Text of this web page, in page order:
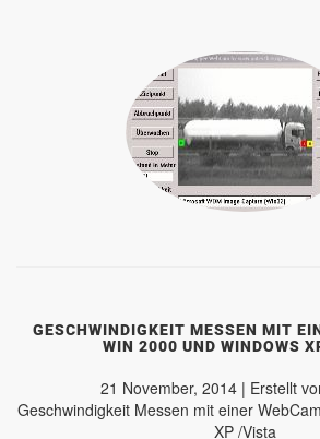
GESCHWINDIGKEIT MESSEN MIT
WIN 2000 UND WINDOWS
21 November, 2014 | Erstellt
Geschwindigkeit Messen mit einer
XP /Vista